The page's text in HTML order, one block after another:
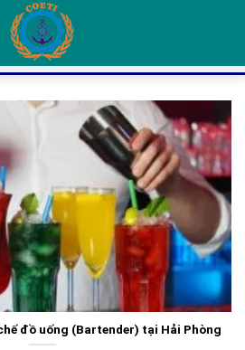
đồ uống (Bartender) tại Hải Phòng